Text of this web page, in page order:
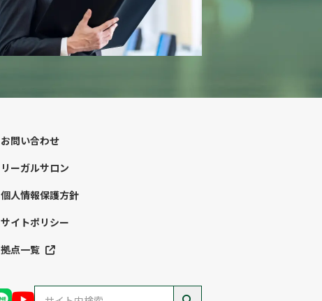
お問い合わせ
リーガルサロン
個人情報保護方針
サイトポリシー
拠点一覧